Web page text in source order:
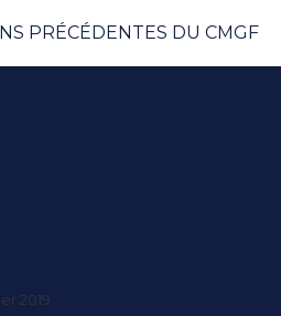
PRÉCÉDENTES DU CMGF
2019